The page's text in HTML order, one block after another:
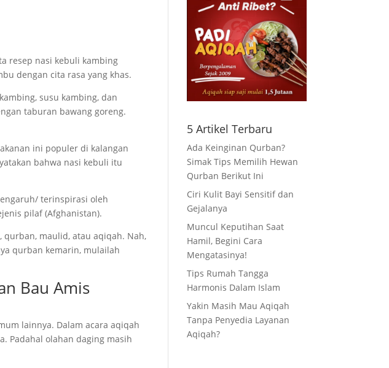
resep nasi kebuli kambing
dengan cita rasa yang khas.
susu kambing, dan
taburan bawang goreng.
ini populer di kalangan
bahwa nasi kebuli itu
terinspirasi oleh
pilaf (Afghanistan).
qurban, maulid, atau aqiqah. Nah,
qurban kemarin, mulailah
Bau Amis
lainnya. Dalam acara aqiqah
Padahal olahan daging masih
5 Artikel Terbaru
Ada Keinginan Qurban?
Simak Tips Memilih Hewan
Qurban Berikut Ini
Ciri Kulit Bayi Sensitif dan
Gejalanya
Muncul Keputihan Saat
Hamil, Begini Cara
Mengatasinya!
Tips Rumah Tangga
Harmonis Dalam Islam
Yakin Masih Mau Aqiqah
Tanpa Penyedia Layanan
Aqiqah?